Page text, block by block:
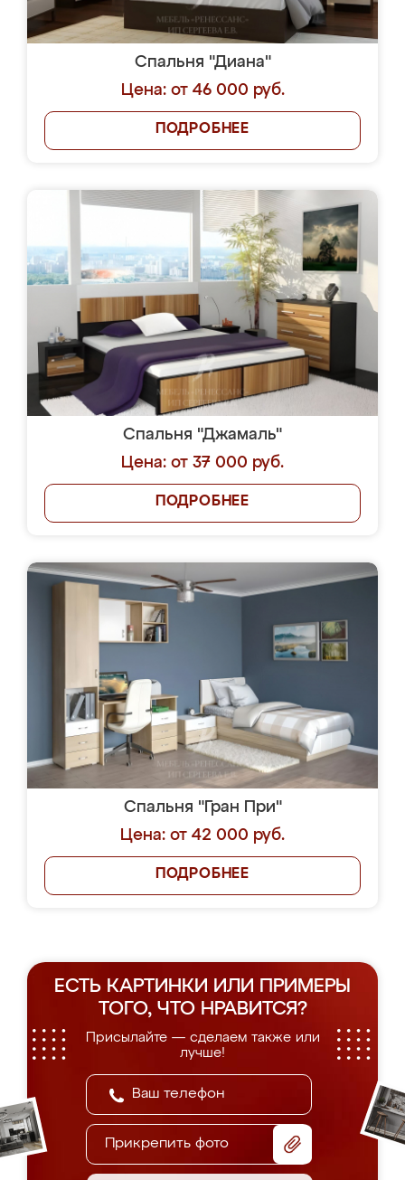
Спальня "Диана"
Цена: от 46 000 руб.
ПОДРОБНЕЕ
Спальня "Джамаль"
Цена: от 37 000 руб.
ПОДРОБНЕЕ
Спальня "Гран При"
Цена: от 42 000 руб.
ПОДРОБНЕЕ
ЕСТЬ КАРТИНКИ ИЛИ ПРИМЕРЫ
ТОГО, ЧТО НРАВИТСЯ?
Присылайте — сделаем также или
лучше!
Прикрепить фото